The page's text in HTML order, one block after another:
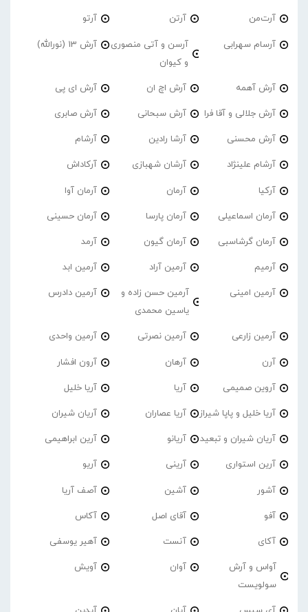
آرت‌من آرتن آرتو
آرسام سهرابی
آرسن و آتی منصوری
و کیوان
آرش 13 (نورالله)
آرش آهمه آرش اچ ان آرش ای پی
آرش جلالی و آقا فرا آرش سبحانی آرش صابری
آرش محسنی آرشا رادین آرشام
آرشام علینژاد آرشان شهبازی آرکاداش
آرکیا آرمان آرمان آوا
آرمان اسماعیلی آرمان پارسا آرمان حسینی
آرمان گرشاسبی آرمان گیون آرمد
آرمیم آرمین آراد آرمین ابد
آرمین امینی
آرمین حسن زاده و
یاسین محمدی
آرمین دادرس
آرمین زارعی آرمین نصرتی آرمین واحدی
آرن آرهان آرون افشار
آروین صمیمی آریا آریا خلیل
آریا خلیل و پاپا شیراز آریا عصاران آریان شیران
آریان شیران و تبعید آریانو آرین ابراهیمی
آرین استواری آرینی آریو
آشور آشین آصف آریا
آفو آقای اصل آکاس
آکای آنست آهیر یوسفی
آواس و آرش
سولویست
آوان آویش